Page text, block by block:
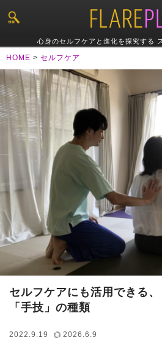
心身のセルフケアと進化を探究する
HOME > セルフケア
セルフケアにも活用できる
「手技」の種類
2022.9.19 2026.6.9